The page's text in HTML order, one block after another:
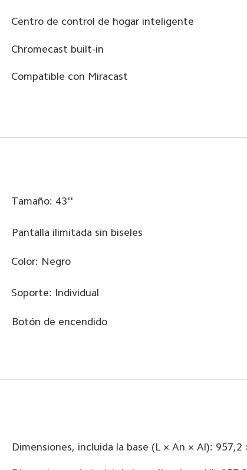
Centro de control de hogar inteligente
Chromecast built-in
Compatible con Miracast
Tamaño: 43''
Pantalla ilimitada sin biseles
Color: Negro
Soporte: Individual
Botón de encendido
Dimensiones, incluida la base (L × An × Al): 957,2